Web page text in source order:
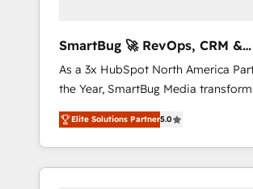
Hubで一体提供。 ▸ 既存CRM・MAか
支援：Salesforce・Marketo・Pardot
移行、カスタム設計、履歴データ移行
計まで。 ▸ AEO対応：ChatGPT・
のAI検索からの流入・引用を前提にコ
HubSpotアワード受賞・HUGリー
agents, and high-integrity
reporting clarity. Security & Compliance: SOC
2 Type I and HIPAA attested for
grade data security. 🏆 Why Bluleadz? GTM
OS Partner | 16+ Years Experience |
Five-Star Reviews
SmartBug 🚀 RevOps, CRM &
Integration Experts
As a 3x HubSpot North America
the Year, SmartBug Media
customer lifecycle into a revenue
unified ecosystem includes
divisions Globalia (AI & Software)
Success Media (Paid Media),
Elite Solutions Partner5.0